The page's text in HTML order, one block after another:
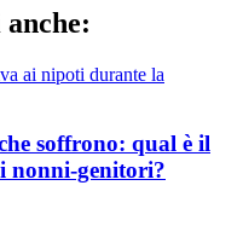
soffrono: qual è il
nonni-genitori?